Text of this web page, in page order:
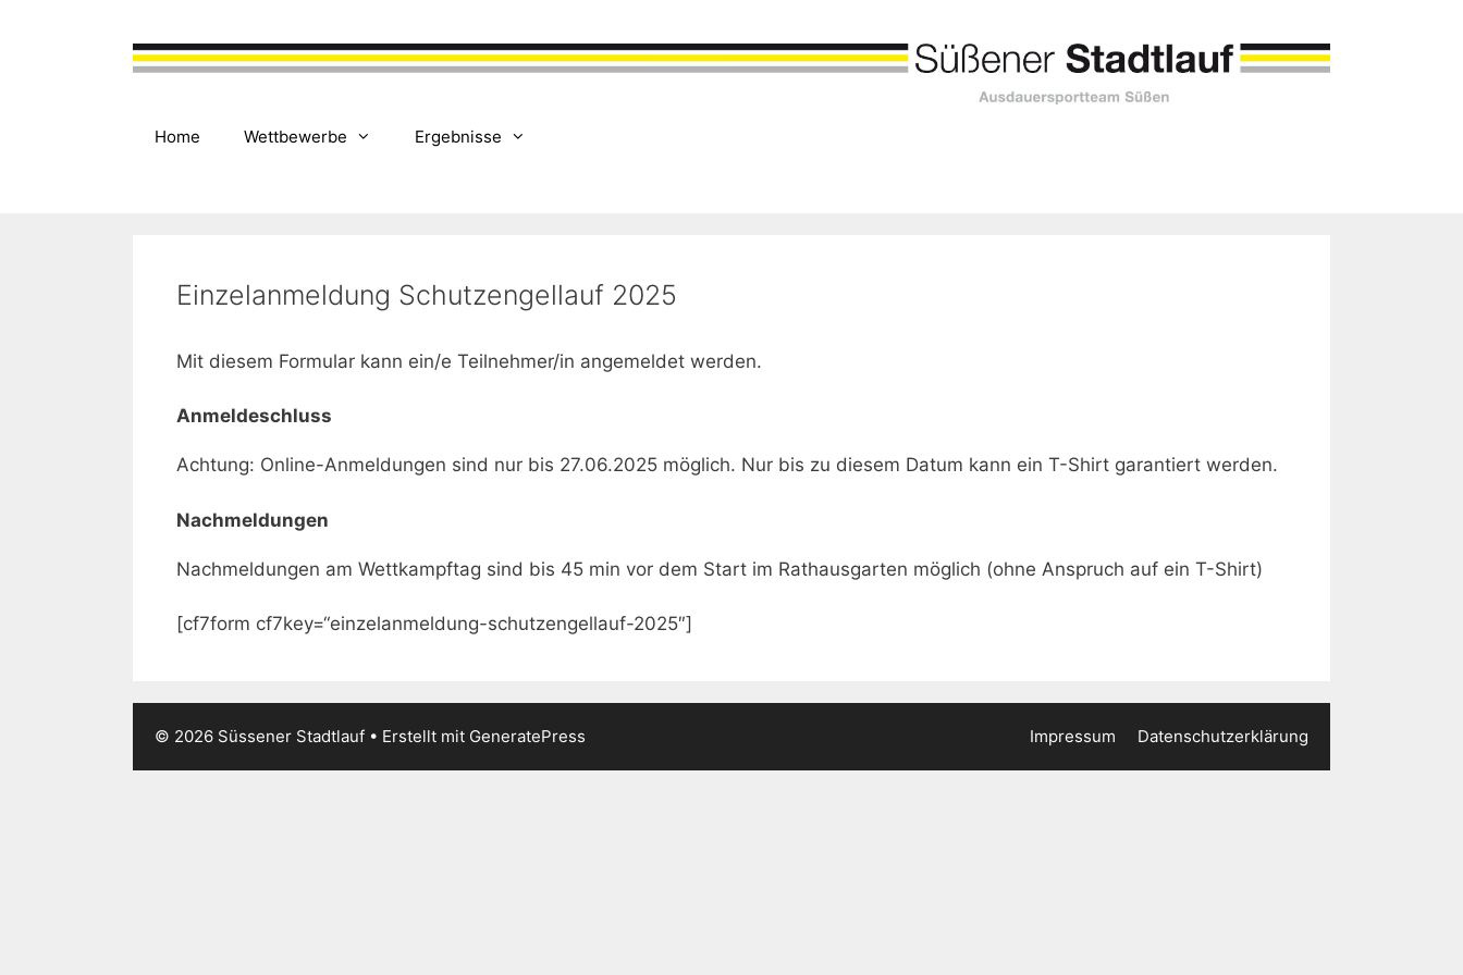
Home Wettbewerbe Ergebnisse
Einzelanmeldung Schutzengellauf 2025
Mit diesem Formular kann ein/e Teilnehmer/in angemeldet werden.
Anmeldeschluss
Achtung: Online-Anmeldungen sind nur bis 27.06.2025 möglich. Nur bis zu diesem Datum kann ein T-Shirt garantiert werden.
Nachmeldungen
Nachmeldungen am Wettkampftag sind bis 45 min vor dem Start im Rathausgarten möglich (ohne Anspruch auf ein T-Shirt)
[cf7form cf7key=“einzelanmeldung-schutzengellauf-2025″]
Impressum Datenschutzerklärung
© 2026 Süssener Stadtlauf • Erstellt mit GeneratePress